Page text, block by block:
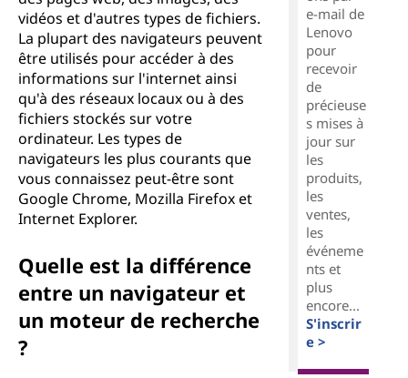
vidéos et d'autres types de fichiers.
La plupart des navigateurs peuvent
être utilisés pour accéder à des
informations sur l'internet ainsi
qu'à des réseaux locaux ou à des
fichiers stockés sur votre
ordinateur. Les types de
navigateurs les plus courants que
vous connaissez peut-être sont
Google Chrome, Mozilla Firefox et
Internet Explorer.
Quelle est la différence
entre un navigateur et
un moteur de recherche
?
e-mail de
Lenovo
pour
recevoir
de
précieuse
s mises à
jour sur
les
produits,
les
ventes,
les
événeme
nts et
plus
encore...
S'inscrir
e >